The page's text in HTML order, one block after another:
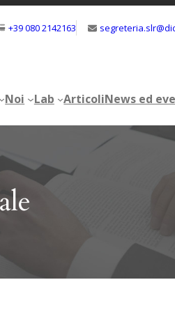
+39 080 2142163
Noi Lab ArticoliNews ed